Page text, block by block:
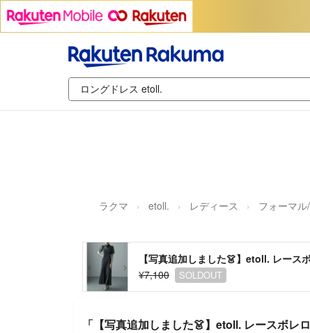
ラクマ etoll. レディース フォーマル
【写真追加しました👗】etoll. レース
¥7,100
SOLDOUT
「【写真追加しました👗】etoll. レースボ